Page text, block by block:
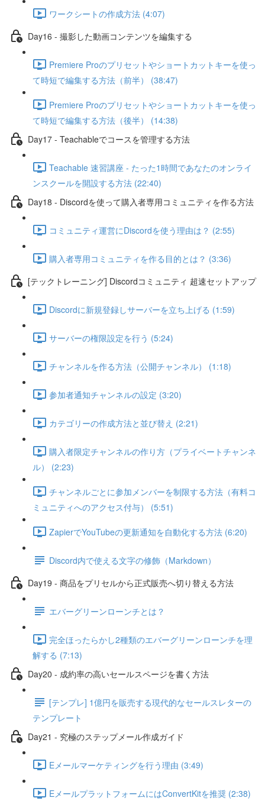
ワークシートの作成方法 (4:07)
Day16 - 撮影した動画コンテンツを編集する
Premiere Proのプリセットやショートカットキーを使っ
て時短で編集する方法（前半） (38:47)
Premiere Proのプリセットやショートカットキーを使っ
て時短で編集する方法（後半） (14:38)
Day17 - Teachableでコースを管理する方法
Teachable 速習講座 - たった1時間であなたのオンライ
ンスクールを開設する方法 (22:40)
Day18 - Discordを使って購入者専用コミュニティを作る方法
コミュニティ運営にDiscordを使う理由は？ (2:55)
購入者専用コミュニティを作る目的とは？ (3:36)
[テックトレーニング] Discordコミュニティ 超速セットアップ
Discordに新規登録しサーバーを立ち上げる (1:59)
サーバーの権限設定を行う (5:24)
チャンネルを作る方法（公開チャンネル） (1:18)
参加者通知チャンネルの設定 (3:20)
カテゴリーの作成方法と並び替え (2:21)
購入者限定チャンネルの作り方（プライベートチャンネ
ル） (2:23)
チャンネルごとに参加メンバーを制限する方法（有料コ
ミュニティへのアクセス付与） (5:51)
ZapierでYouTubeの更新通知を自動化する方法 (6:20)
Discord内で使える文字の修飾（Markdown）
Day19 - 商品をプリセルから正式販売へ切り替える方法
エバーグリーンローンチとは？
完全ほったらかし2種類のエバーグリーンローンチを理
解する (7:13)
Day20 - 成約率の高いセールスページを書く方法
[テンプレ] 1億円を販売する現代的なセールスレターの
テンプレート
Day21 - 究極のステップメール作成ガイド
Eメールマーケティングを行う理由 (3:49)
EメールプラットフォームにはConvertKitを推奨 (2:38)